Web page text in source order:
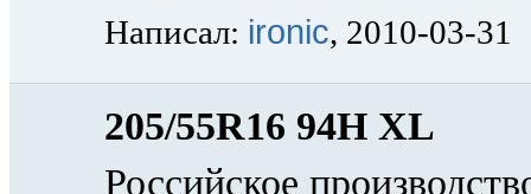
Написал: ironic, 2010-03-31
205/55R16 94H XL
Российское